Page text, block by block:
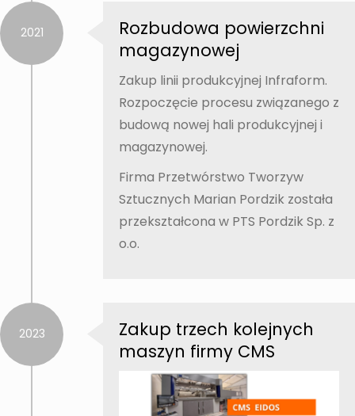
Rozbudowa powierzchni
magazynowej
Zakup linii produkcyjnej Infraform.
Rozpoczęcie procesu związanego z
budową nowej hali produkcyjnej i
magazynowej.
Firma Przetwórstwo Tworzyw
Sztucznych Marian Pordzik została
przekształcona w PTS Pordzik Sp. z
o.o.
2021
Zakup trzech kolejnych
maszyn firmy CMS
2023